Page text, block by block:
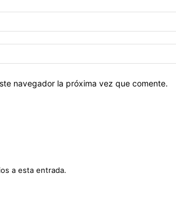
navegador la próxima vez que comente.
a esta entrada.